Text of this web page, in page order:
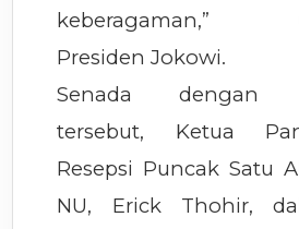
keberagaman,”
Presiden Jokowi.
Senada dengan
tersebut, Ketua
Resepsi Puncak Satu
NU, Erick Thohir,